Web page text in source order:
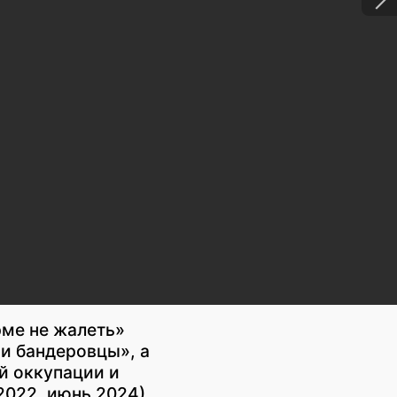
не жалеть»
бандеровцы», а
оккупации и